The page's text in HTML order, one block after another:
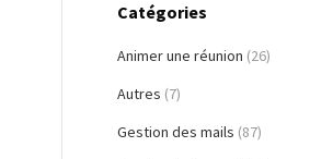
Catégories
Animer une réunion (26)
Autres (7)
Gestion des mails (87)